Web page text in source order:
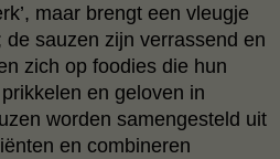
maar brengt een vleugje
sauzen zijn verrassend en
zich op foodies die hun
en geloven in
worden samengesteld uit
en combineren